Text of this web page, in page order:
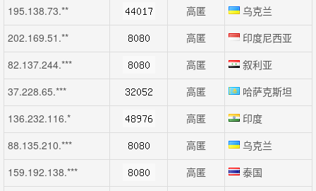
195.138.73.** 高匿 乌克兰
202.169.51.** 高匿 印度尼西亚
82.137.244.*** 高匿 叙利亚
37.228.65.*** 高匿 哈萨克斯坦
136.232.116.* 高匿 印度
88.135.210.*** 高匿 乌克兰
159.192.138.*** 高匿 泰国